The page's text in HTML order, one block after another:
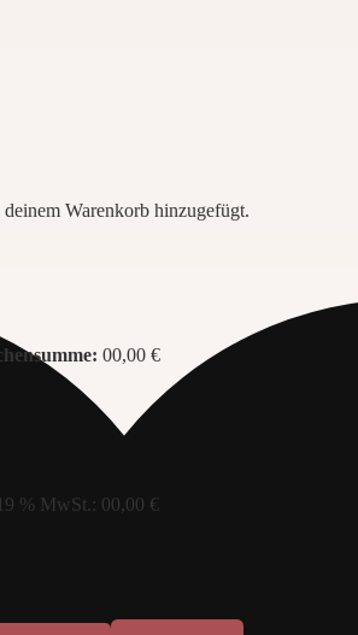
Warenkorb hinzugefügt.
00,00 €
% MwSt.: 00,00 €